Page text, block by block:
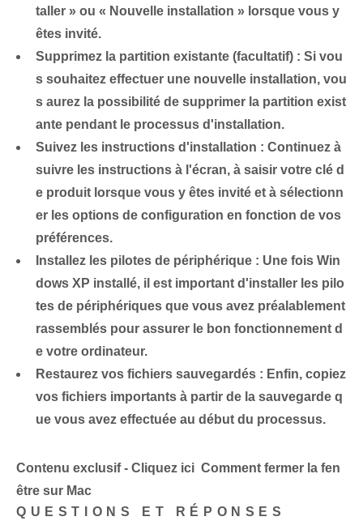
taller » ou « Nouvelle installation » lorsque vous y
êtes invité.
Supprimez la partition existante (facultatif) : Si vou
s souhaitez effectuer une nouvelle installation, vou
s aurez la possibilité de supprimer la partition exist
ante pendant le processus d'installation.
Suivez les instructions d'installation : Continuez à
suivre les instructions à l'écran, à saisir votre clé d
e produit lorsque vous y êtes invité et à sélectionn
er les options de configuration en fonction de vos
préférences.
Installez les pilotes de périphérique : Une fois Win
dows XP installé, il est important d'installer les pilo
tes de périphériques que vous avez préalablement
rassemblés pour assurer le bon fonctionnement d
e votre ordinateur.
Restaurez⁤ vos fichiers sauvegardés : Enfin, copiez
vos fichiers importants à partir de la sauvegarde q
ue vous avez effectuée au début du processus.
Contenu exclusif - Cliquez ici Comment fermer la fen
être sur Mac
QUESTIONS ET RÉPONSES